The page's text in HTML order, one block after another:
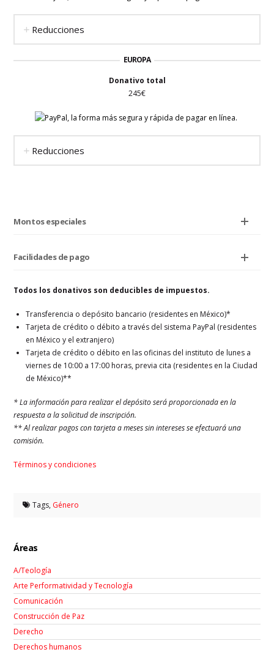
Reducciones
EUROPA
Donativo total
245€
Reducciones
Montos especiales
Facilidades de pago
Todos los donativos son deducibles de impuestos.
Transferencia o depósito bancario (residentes en México)*
Tarjeta de crédito o débito a través del sistema PayPal (residentes
en México y el extranjero)
Tarjeta de crédito o débito en las oficinas del instituto de lunes a
viernes de 10:00 a 17:00 horas, previa cita (residentes en la Ciudad
de México)**
* La información para realizar el depósito será proporcionada en la
respuesta a la solicitud de inscripción.
** Al realizar pagos con tarjeta a meses sin intereses se efectuará una
comisión.
Términos y condiciones
Tags, Género
Áreas
A/Teología
Arte Performatividad y Tecnología
Comunicación
Construcción de Paz
Derecho
Derechos humanos